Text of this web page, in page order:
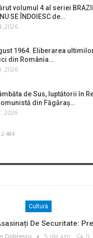
volumul 4 al seriei BRAZII
SE ÎNDOIESC de…
2026
1964. Eliberarea
din România…
2026
de Sus, luptătorii în
din Făgăraș…
2026
Cultură
De Securitate: